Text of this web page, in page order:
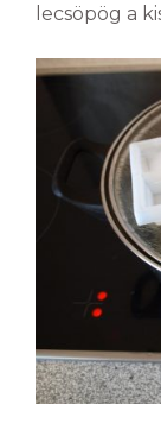
lecsöpög a